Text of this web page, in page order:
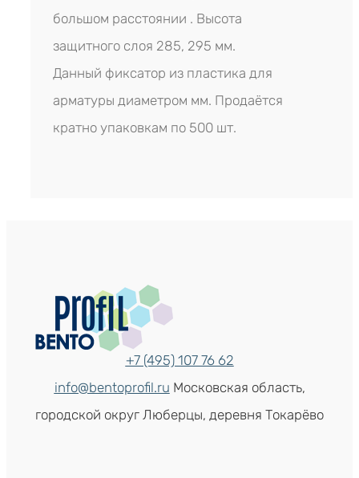
большом расстоянии . Высота
защитного слоя 285, 295 мм.
Данный фиксатор из пластика для
арматуры диаметром мм. Продаётся
кратно упаковкам по 500 шт.
+7 (495) 107 76 62
info@bentoprofil.ru Московская область,
городской округ Люберцы, деревня Токарёво